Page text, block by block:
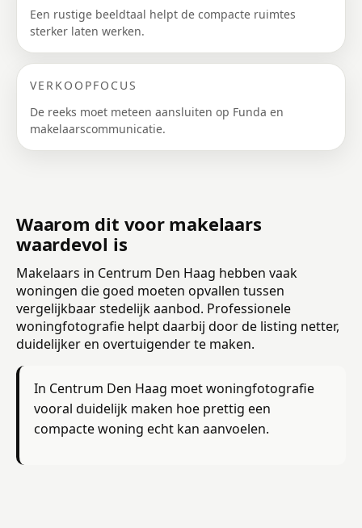
Een rustige beeldtaal helpt de compacte ruimtes
sterker laten werken.
VERKOOPFOCUS
De reeks moet meteen aansluiten op Funda en
makelaarscommunicatie.
Waarom dit voor makelaars
waardevol is
Makelaars in Centrum Den Haag hebben vaak
woningen die goed moeten opvallen tussen
vergelijkbaar stedelijk aanbod. Professionele
woningfotografie helpt daarbij door de listing netter,
duidelijker en overtuigender te maken.
In Centrum Den Haag moet woningfotografie
vooral duidelijk maken hoe prettig een
compacte woning echt kan aanvoelen.